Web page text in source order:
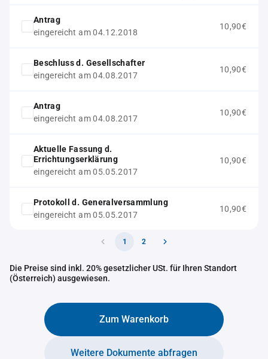
Antrag
eingereicht am 04.12.2018
10,90€
Beschluss d. Gesellschafter
eingereicht am 04.08.2017
10,90€
Antrag
eingereicht am 04.08.2017
10,90€
Aktuelle Fassung d.
Errichtungserklärung
eingereicht am 05.05.2017
10,90€
Protokoll d. Generalversammlung
eingereicht am 05.05.2017
10,90€
1 2
Die Preise sind inkl. 20% gesetzlicher USt. für Ihren Standort
(Österreich) ausgewiesen.
Zum Warenkorb
Weitere Dokumente abfragen